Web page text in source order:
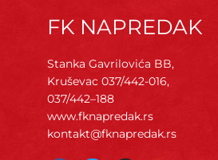
FK NAPREDAK
Stanka Gavrilovića BB,
Kruševac 037/442-016,
037/442–188
www.fknapredak.rs
kontakt@fknapredak.rs